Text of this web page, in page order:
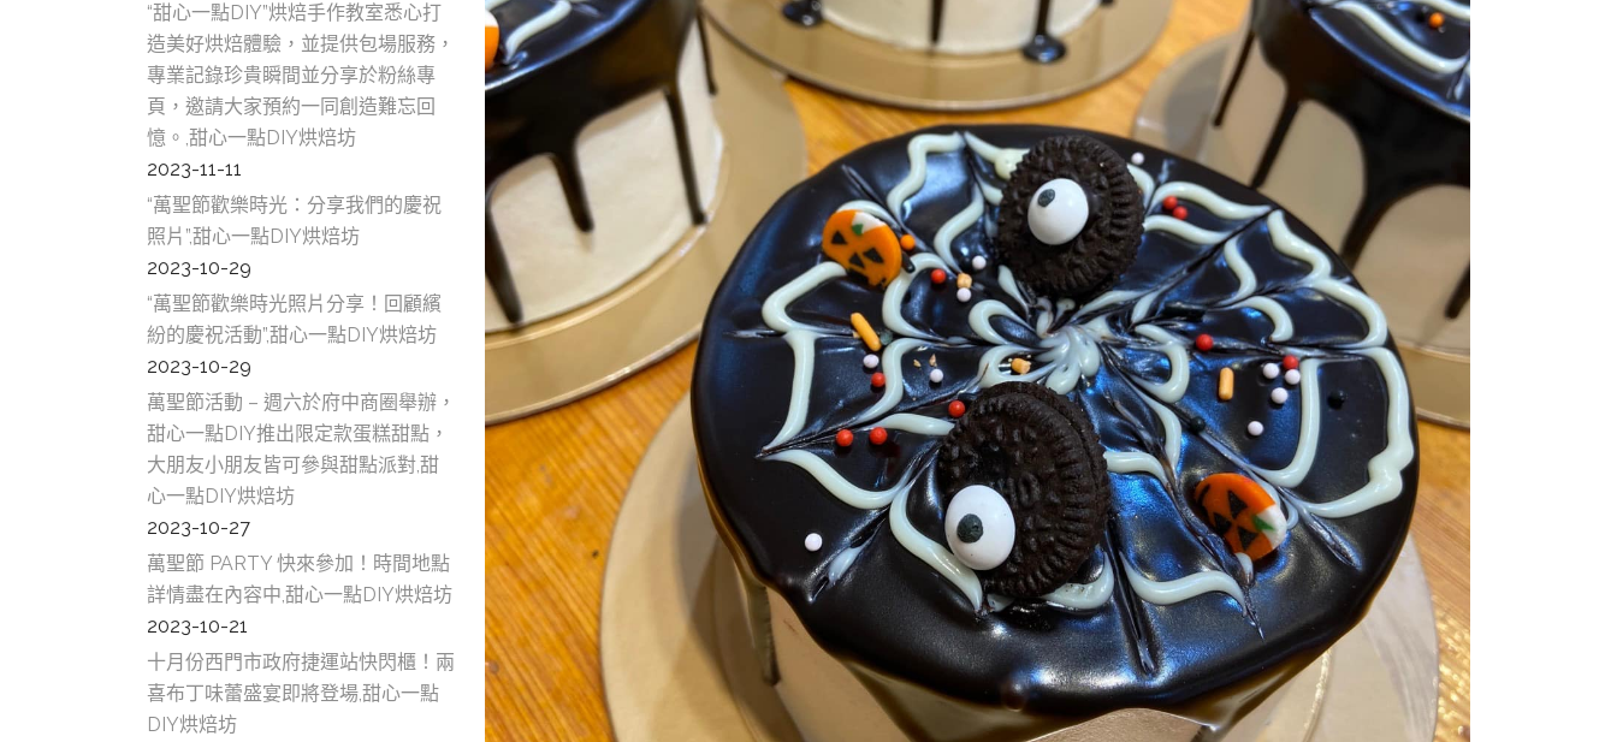
“甜心一點DIY”烘焙手作教室悉心打
造美好烘焙體驗，並提供包場服務，
專業記錄珍貴瞬間並分享於粉絲專
頁，邀請大家預約一同創造難忘回
憶。,甜心一點DIY烘焙坊
2023-11-11
“萬聖節歡樂時光：分享我們的慶祝
照片”,甜心一點DIY烘焙坊
2023-10-29
“萬聖節歡樂時光照片分享！回顧繽
紛的慶祝活動”,甜心一點DIY烘焙坊
2023-10-29
萬聖節活動 – 週六於府中商圈舉辦，
甜心一點DIY推出限定款蛋糕甜點，
大朋友小朋友皆可參與甜點派對,甜
心一點DIY烘焙坊
2023-10-27
萬聖節 PARTY 快來參加！時間地點
詳情盡在內容中,甜心一點DIY烘焙坊
2023-10-21
十月份西門市政府捷運站快閃櫃！兩
喜布丁味蕾盛宴即將登場,甜心一點
DIY烘焙坊